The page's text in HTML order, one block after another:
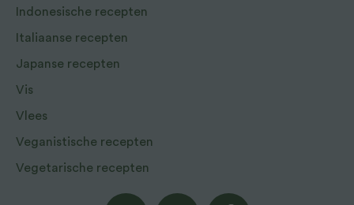
Indonesische recepten
Italiaanse recepten
Japanse recepten
Vis
Vlees
Veganistische recepten
Vegetarische recepten